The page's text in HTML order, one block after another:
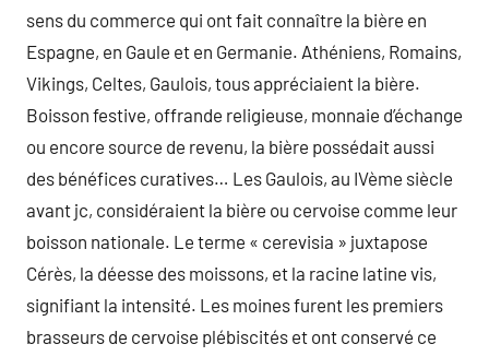
sens du commerce qui ont fait connaître la bière en
Espagne, en Gaule et en Germanie. Athéniens, Romains,
Vikings, Celtes, Gaulois, tous appréciaient la bière.
Boisson festive, offrande religieuse, monnaie d’échange
ou encore source de revenu, la bière possédait aussi
des bénéfices curatives… Les Gaulois, au IVème siècle
avant jc, considéraient la bière ou cervoise comme leur
boisson nationale. Le terme « cerevisia » juxtapose
Cérès, la déesse des moissons, et la racine latine vis,
signifiant la intensité. Les moines furent les premiers
brasseurs de cervoise plébiscités et ont conservé ce